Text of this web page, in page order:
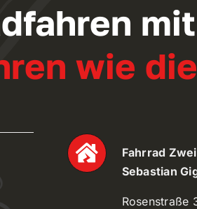
wie
Fahrrad
Sebastian
Rosenstraße